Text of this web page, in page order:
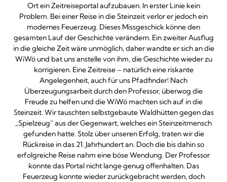
Ort ein Zeitreiseportal aufzubauen. In erster Linie kein
Problem. Bei einer Reise in die Steinzeit verlor er jedoch ein
modernes Feuerzeug. Dieses Missgeschick könne den
gesamten Lauf der Geschichte verändern. Ein zweiter Ausflug
in die gleiche Zeit wäre unmöglich, daher wandte er sich an die
WiWö und bat uns anstelle von ihm, die Geschichte wieder zu
korrigieren. Eine Zeitreise – natürlich eine riskante
Angelegenheit, auch für uns Pfadfinder! Nach
Überzeugungsarbeit durch den Professor, überwog die
Freude zu helfen und die WiWö machten sich auf in die
Steinzeit. Wir tauschten selbstgebaute Waldhütten gegen das
„Spielzeug“ aus der Gegenwart, welches ein Steinzeitmensch
gefunden hatte. Stolz über unseren Erfolg, traten wir die
Rückreise in das 21. Jahrhundert an. Doch die bis dahin so
erfolgreiche Reise nahm eine böse Wendung. Der Professor
konnte das Portal nicht lange genug offenhalten. Das
Feuerzeug konnte wieder zurückgebracht werden, doch